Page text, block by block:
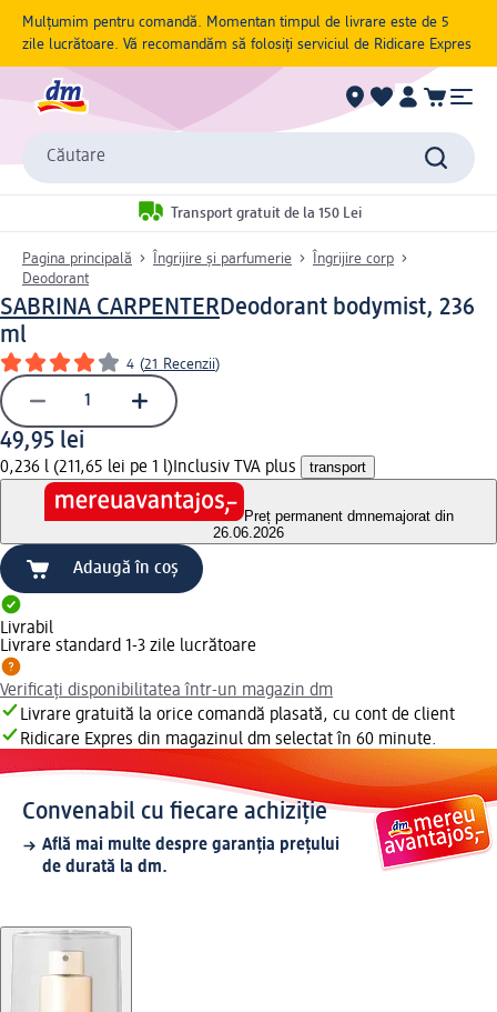
Mulțumim pentru comandă. Momentan timpul de livrare este de 5
zile lucrătoare. Vă recomandăm să folosiți serviciul de Ridicare Expres
Căutare
Transport gratuit de la 150 Lei
Pagina principală Îngrijire și parfumerie
Îngrijire corp
Deodorant
SABRINA CARPENTERDeodorant bodymist, 236
ml
4 (21 Recenzii)
49,95 lei
0,236 l (211,65 lei pe 1 l) Inclusiv TVA plus transport
Preț permanent dmnemajorat din
26.06.2026
Adaugă în coș
Livrabil
Livrare standard 1-3 zile lucrătoare
Verificați disponibilitatea într-un magazin dm
Livrare gratuită la orice comandă plasată, cu cont de client
Ridicare Expres din magazinul dm selectat în 60 minute.
Convenabil cu fiecare achiziție
Află mai multe despre garanția prețului
de durată la dm.